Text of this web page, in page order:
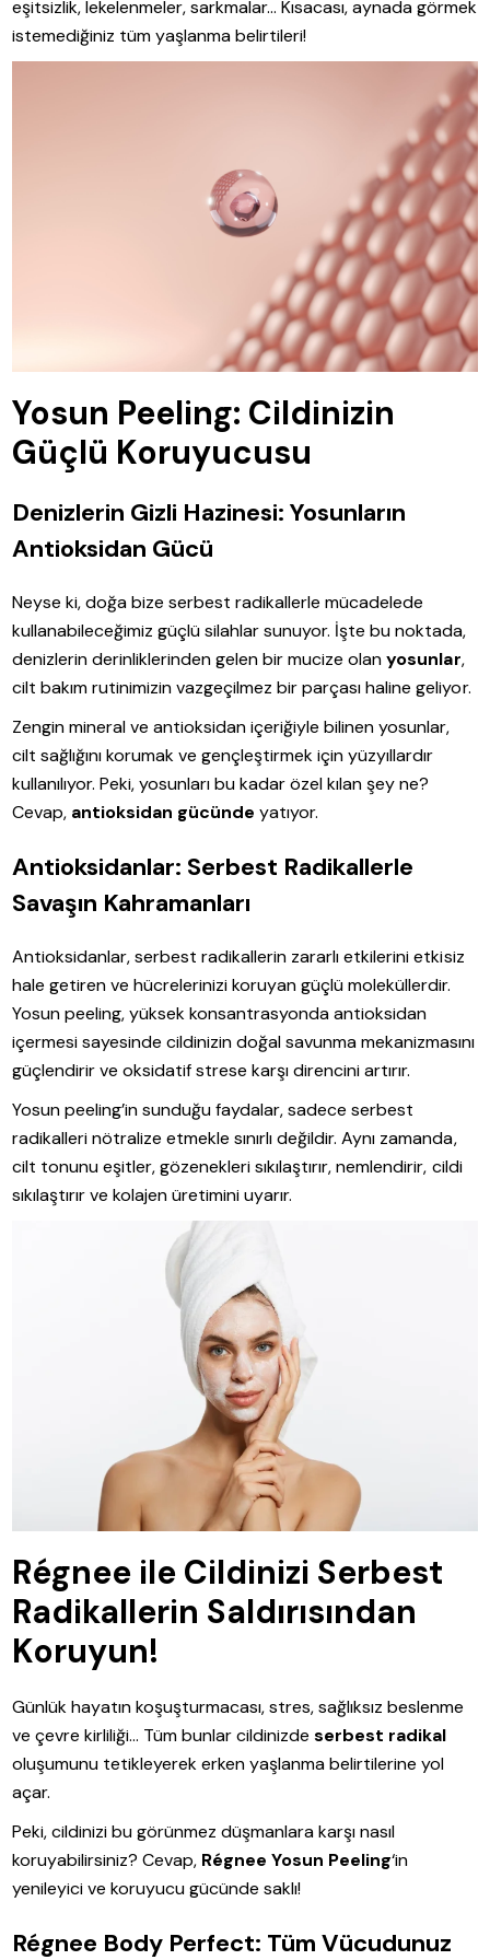
eşitsizlik, lekelenmeler, sarkmalar… Kısacası, aynada görmek
istemediğiniz tüm yaşlanma belirtileri!
Yosun Peeling: Cildinizin
Güçlü Koruyucusu
Denizlerin Gizli Hazinesi: Yosunların
Antioksidan Gücü
Neyse ki, doğa bize serbest radikallerle mücadelede
kullanabileceğimiz güçlü silahlar sunuyor. İşte bu noktada,
denizlerin derinliklerinden gelen bir mucize olanyosunlar,
cilt bakım rutinimizin vazgeçilmez bir parçası haline geliyor.
Zengin mineral ve antioksidan içeriğiyle bilinen yosunlar,
cilt sağlığını korumak ve gençleştirmek için yüzyıllardır
kullanılıyor. Peki, yosunları bu kadar özel kılan şey ne?
Cevap, antioksidan gücünde yatıyor.
Antioksidanlar: Serbest Radikallerle
Savaşın Kahramanları
Antioksidanlar, serbest radikallerin zararlı etkilerini etkisiz
hale getiren ve hücrelerinizi koruyan güçlü moleküllerdir.
Yosun peeling, yüksek konsantrasyonda antioksidan
içermesi sayesinde cildinizin doğal savunma mekanizmasını
güçlendirir ve oksidatif strese karşı direncini artırır.
Yosun peeling’in sunduğu faydalar, sadece serbest
radikalleri nötralize etmekle sınırlı değildir. Aynı zamanda,
cilt tonunu eşitler, gözenekleri sıkılaştırır, nemlendirir, cildi
sıkılaştırır ve kolajen üretimini uyarır.
Régnee ile Cildinizi Serbest
Radikallerin Saldırısından
Koruyun!
Günlük hayatın koşuşturmacası, stres, sağlıksız beslenme
ve çevre kirliliği… Tüm bunlar cildinizdeserbest radikal
oluşumunu tetikleyerek erken yaşlanma belirtilerine yol
açar.
Peki, cildinizi bu görünmez düşmanlara karşı nasıl
koruyabilirsiniz? Cevap, Régnee Yosun Peeling‘in
yenileyici ve koruyucu gücünde saklı!
Régnee Body Perfect: Tüm Vücudunuz